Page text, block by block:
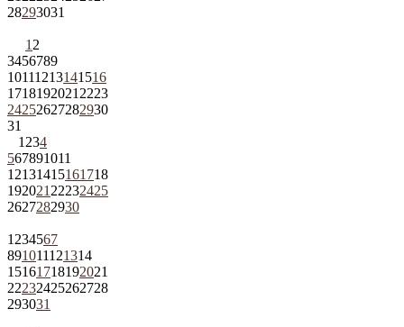
28293031
1 2
3456789
10111213141516
1718192021 2223
24252627282930
31
1 234
567891011
12131415161718
192021 22232425
2627282930
1 234567
891011121314
15161718192021
22232425262728
293031